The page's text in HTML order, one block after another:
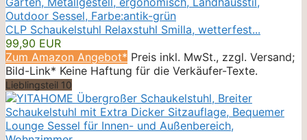
CLP Schaukelstuhl Relaxstuhl Smilla, wetterfest...
99,90 EUR
Zum Amazon Angebot* Preis inkl. MwSt., zzgl. Versand;
Bild-Link* Keine Haftung für die Verkäufer-Texte.
Lieblingsteil 10